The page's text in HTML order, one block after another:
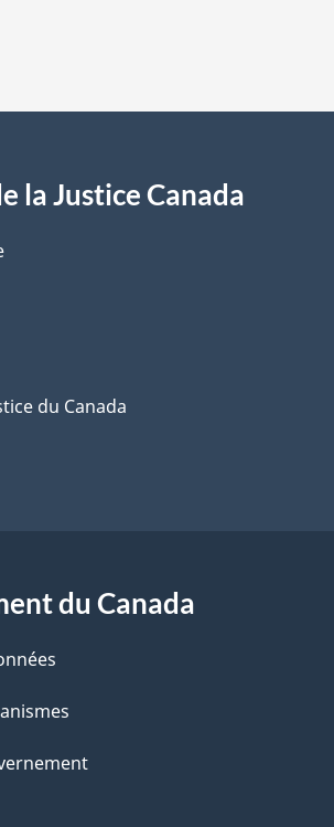
la Justice Canada
du Canada
du Canada